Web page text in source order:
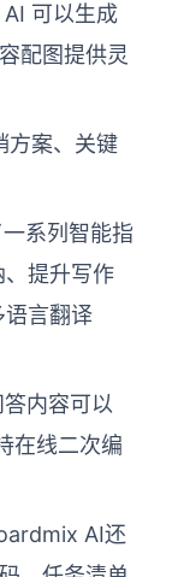
可以生成
配图提供灵
方案、关键
系列智能指
提升写作
语言翻译
内容可以
在线二次编
AI还